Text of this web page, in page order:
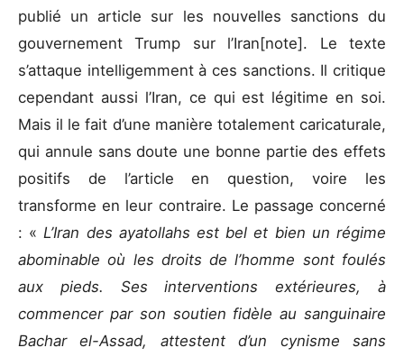
publié un article sur les nouvelles sanctions du
gouvernement Trump sur l’Iran[note]. Le texte
s’attaque intelligemment à ces sanctions. Il critique
cependant aussi l’Iran, ce qui est légitime en soi.
Mais il le fait d’une manière totalement caricaturale,
qui annule sans doute une bonne partie des effets
positifs de l’article en question, voire les
transforme en leur contraire. Le passage concerné
: « L’Iran des ayatollahs est bel et bien un régime
abominable où les droits de l’homme sont foulés
aux pieds. Ses interventions extérieures, à
commencer par son soutien fidèle au sanguinaire
Bachar el-Assad, attestent d’un cynisme sans